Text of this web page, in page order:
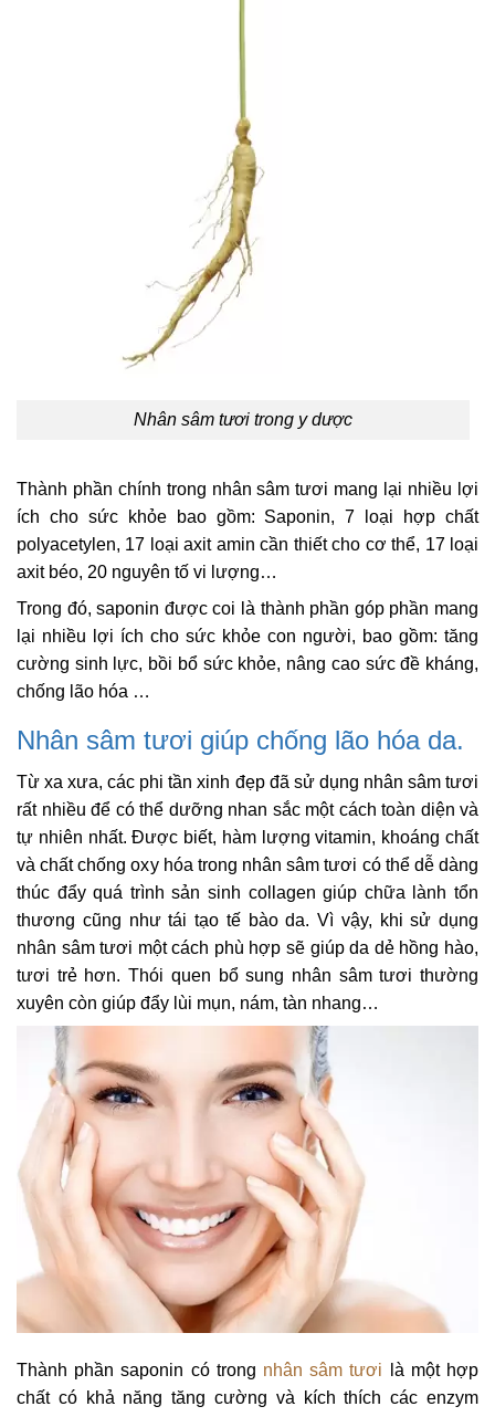
Nhân sâm tươi trong y dược
Thành phần chính trong nhân sâm tươi mang lại nhiều lợi
ích cho sức khỏe bao gồm: Saponin, 7 loại hợp chất
polyacetylen, 17 loại axit amin cần thiết cho cơ thể, 17 loại
axit béo, 20 nguyên tố vi lượng…
Trong đó, saponin được coi là thành phần góp phần mang
lại nhiều lợi ích cho sức khỏe con người, bao gồm: tăng
cường sinh lực, bồi bổ sức khỏe, nâng cao sức đề kháng,
chống lão hóa …
Nhân sâm tươi giúp chống lão hóa da.
Từ xa xưa, các phi tần xinh đẹp đã sử dụng nhân sâm tươi
rất nhiều để có thể dưỡng nhan sắc một cách toàn diện và
tự nhiên nhất. Được biết, hàm lượng vitamin, khoáng chất
và chất chống oxy hóa trong nhân sâm tươi có thể dễ dàng
thúc đẩy quá trình sản sinh collagen giúp chữa lành tổn
thương cũng như tái tạo tế bào da. Vì vậy, khi sử dụng
nhân sâm tươi một cách phù hợp sẽ giúp da dẻ hồng hào,
tươi trẻ hơn. Thói quen bổ sung nhân sâm tươi thường
xuyên còn giúp đẩy lùi mụn, nám, tàn nhang…
Thành phần saponin có trong nhân sâm tươi là một hợp
chất có khả năng tăng cường và kích thích các enzym